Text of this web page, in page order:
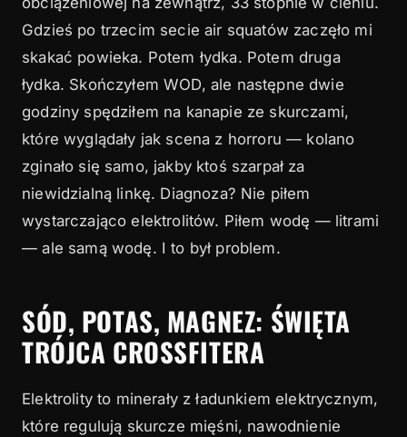
grosze
Kiedy pić i ile: praktyczny protokół
6 Najczęstsze błędy, które widzę w boxie
7 Przeczytaj też
7.1
Ile elektrolitów traci crossfiter podczas
treningu?
7.2
Czy picie samej wody wystarczy podczas
7.4
Kiedy pić elektrolity — przed, w trakcie czy po
treningu?
7.5
Jakie są objawy niedoboru elektrolitów u
sportowca?
Gdzieś po trzecim secie air squatów zaczęło mi
skakać powieka. Potem łydka. Potem druga
łydka. Skończyłem WOD, ale następne dwie
godziny spędziłem na kanapie ze skurczami,
które wyglądały jak scena z horroru — kolano
zginało się samo, jakby ktoś szarpał za
niewidzialną linkę. Diagnoza? Nie piłem
wystarczająco elektrolitów. Piłem wodę — litrami
— ale samą wodę. I to był problem.
SÓD, POTAS, MAGNEZ: ŚWIĘTA
TRÓJCA CROSSFITERA
Elektrolity to minerały z ładunkiem elektrycznym,
które regulują skurcze mięśni, nawodnienie